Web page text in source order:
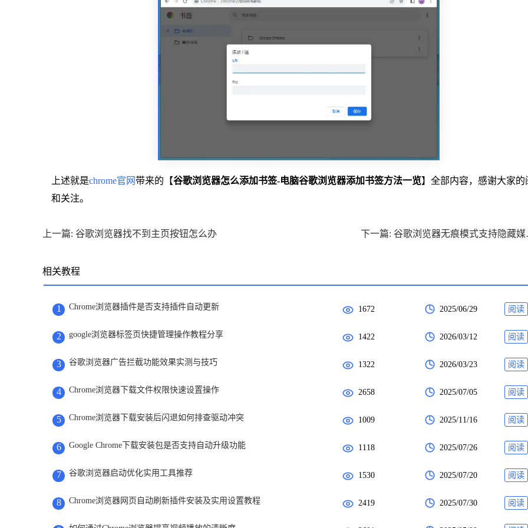
上述就是chrome官网带来的【谷歌浏览器怎么添加书签-电脑谷歌浏览器添加书签方法一览】全部内容，感谢大家的
和关注。
上一篇: 谷歌浏览器找不到主页按钮怎么办 下一
相关教程
1 Chrome浏览器插件是否支持插件自动更新 1672 2025/06/29 阅读
2 google浏览器标签页快捷管理操作教程分享 1422 2026/03/12 阅读
3 谷歌浏览器广告拦截功能效果实测与技巧 1322 2026/03/23 阅读
4 Chrome浏览器下载文件权限快速设置操作 2658 2025/07/05 阅读
5 Chrome浏览器下载安装后闪退如何排查驱动冲突 1009 2025/11/16 阅读
6 Google Chrome下载安装包是否支持自动升级功能 1118 2025/07/26 阅读
7 谷歌浏览器启动优化实用工具推荐 1530 2025/07/20 阅读
8 Chrome浏览器网页自动刷新插件安装及实用设置教程 2419 2025/07/30 阅读